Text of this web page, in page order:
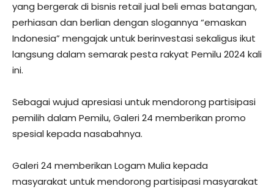
yang bergerak di bisnis retail jual beli emas batangan,
perhiasan dan berlian dengan slogannya “emaskan
Indonesia” mengajak untuk berinvestasi sekaligus ikut
langsung dalam semarak pesta rakyat Pemilu 2024 kali
ini.
Sebagai wujud apresiasi untuk mendorong partisipasi
pemilih dalam Pemilu, Galeri 24 memberikan promo
spesial kepada nasabahnya.
Galeri 24 memberikan Logam Mulia kepada
masyarakat untuk mendorong partisipasi masyarakat